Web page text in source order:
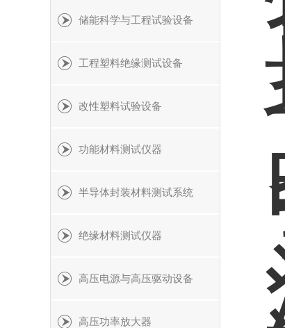
储能科学与工程试验设备
工程塑料绝缘测试设备
改性塑料试验设备
功能材料测试仪器
半导体封装材料测试系统
绝缘材料测试仪器
高压电源与高压驱动设备
高压功率放大器